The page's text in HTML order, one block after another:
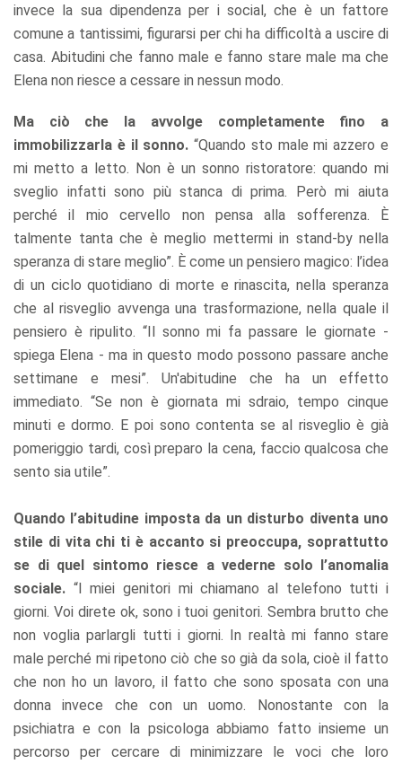
invece la sua dipendenza per i social, che è un fattore
comune a tantissimi, figurarsi per chi ha difficoltà a uscire di
casa. Abitudini che fanno male e fanno stare male ma che
Elena non riesce a cessare in nessun modo.
Ma ciò che la avvolge completamente fino a
immobilizzarla è il sonno. “Quando sto male mi azzero e
mi metto a letto. Non è un sonno ristoratore: quando mi
sveglio infatti sono più stanca di prima. Però mi aiuta
perché il mio cervello non pensa alla sofferenza. È
talmente tanta che è meglio mettermi in stand-by nella
speranza di stare meglio”. È come un pensiero magico: l’idea
di un ciclo quotidiano di morte e rinascita, nella speranza
che al risveglio avvenga una trasformazione, nella quale il
pensiero è ripulito. “Il sonno mi fa passare le giornate -
spiega Elena - ma in questo modo possono passare anche
settimane e mesi”. Un'abitudine che ha un effetto
immediato. “Se non è giornata mi sdraio, tempo cinque
minuti e dormo. E poi sono contenta se al risveglio è già
pomeriggio tardi, così preparo la cena, faccio qualcosa che
sento sia utile”.
Quando l’abitudine imposta da un disturbo diventa uno
stile di vita chi ti è accanto si preoccupa, soprattutto
se di quel sintomo riesce a vederne solo l’anomalia
sociale. “I miei genitori mi chiamano al telefono tutti i
giorni. Voi direte ok, sono i tuoi genitori. Sembra brutto che
non voglia parlargli tutti i giorni. In realtà mi fanno stare
male perché mi ripetono ciò che so già da sola, cioè il fatto
che non ho un lavoro, il fatto che sono sposata con una
donna invece che con un uomo. Nonostante con la
psichiatra e con la psicologa abbiamo fatto insieme un
percorso per cercare di minimizzare le voci che loro